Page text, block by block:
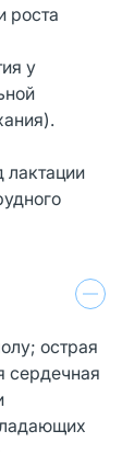
роста
у
острая
сердечная